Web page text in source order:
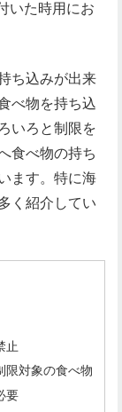
いた時用にお
ち込みが出来
べ物を持ち込
いろと制限を
食べ物の持ち
ます。特に海
く紹介してい
止
限対象の食べ物
要